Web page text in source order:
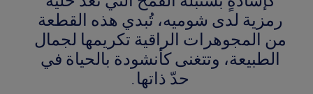
رمزية لدى شوميه، تُبدي هذه القطعة
من المجوهرات الراقية تكريمها لجمال
الطبيعة، وتتغنى كأنشودة بالحياة في
حدّ ذاتها.